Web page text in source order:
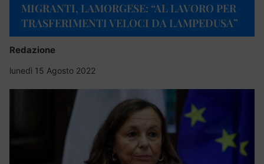
MIGRANTI, LAMORGESE: “AL LAVORO PER
TRASFERIMENTI VELOCI DA LAMPEDUSA”
Redazione
lunedì 15 Agosto 2022